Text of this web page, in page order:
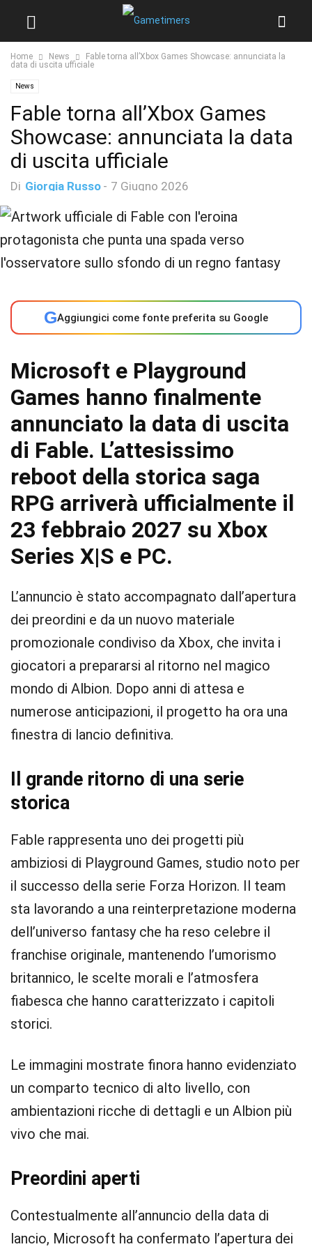
Home News
Fable torna all’Xbox Games Showcase: annunciata la
data di uscita ufficiale
News
Fable torna all’Xbox Games
Showcase: annunciata la data
di uscita ufficiale
Di Giorgia Russo - 7 Giugno 2026
GAggiungici come fonte preferita su Google
Microsoft e Playground
Games hanno finalmente
annunciato la data di uscita
di Fable. L’attesissimo
reboot della storica saga
RPG arriverà ufficialmente il
23 febbraio 2027 su Xbox
Series X|S e PC.
L’annuncio è stato accompagnato dall’apertura
dei preordini e da un nuovo materiale
promozionale condiviso da Xbox, che invita i
giocatori a prepararsi al ritorno nel magico
mondo di Albion. Dopo anni di attesa e
numerose anticipazioni, il progetto ha ora una
finestra di lancio definitiva.
Il grande ritorno di una serie
storica
Fable rappresenta uno dei progetti più
ambiziosi di Playground Games, studio noto per
il successo della serie Forza Horizon. Il team
sta lavorando a una reinterpretazione moderna
dell’universo fantasy che ha reso celebre il
franchise originale, mantenendo l’umorismo
britannico, le scelte morali e l’atmosfera
fiabesca che hanno caratterizzato i capitoli
storici.
Le immagini mostrate finora hanno evidenziato
un comparto tecnico di alto livello, con
ambientazioni ricche di dettagli e un Albion più
vivo che mai.
Preordini aperti
Contestualmente all’annuncio della data di
lancio, Microsoft ha confermato l’apertura dei